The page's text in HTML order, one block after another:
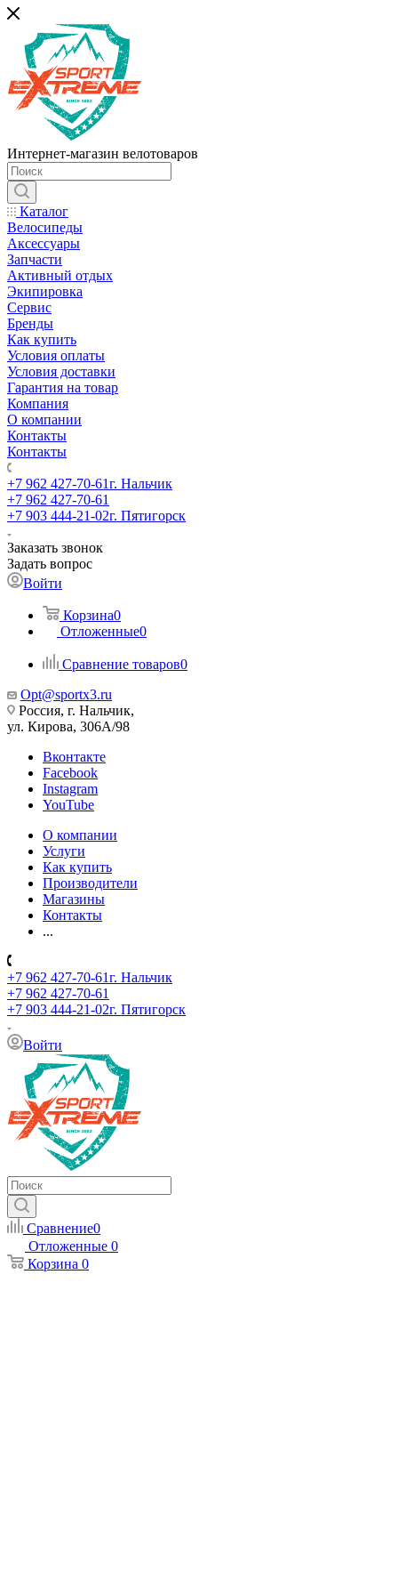
Интернет-магазин велотоваров
Каталог
Велосипеды
Аксессуары
Запчасти
Активный отдых
Экипировка
Сервис
Бренды
Как купить
Условия оплаты
Условия доставки
Гарантия на товар
Компания
О компании
Контакты
Контакты
+7 962 427-70-61г. Нальчик
+7 962 427-70-61
+7 903 444-21-02г. Пятигорск
Заказать звонок
Задать вопрос
Войти
Корзина0
Отложенные0
Сравнение товаров0
Opt@sportx3.ru
Россия, г. Нальчик,
ул. Кирова, 306А/98
Вконтакте
Facebook
Instagram
YouTube
О компании
Услуги
Как купить
Производители
Магазины
Контакты
...
+7 962 427-70-61г. Нальчик
+7 962 427-70-61
+7 903 444-21-02г. Пятигорск
Войти
Сравнение0
Отложенные 0
Корзина 0